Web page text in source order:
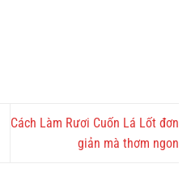
Cách Làm Rươi Cuốn Lá Lốt đơn
giản mà thơm ngon